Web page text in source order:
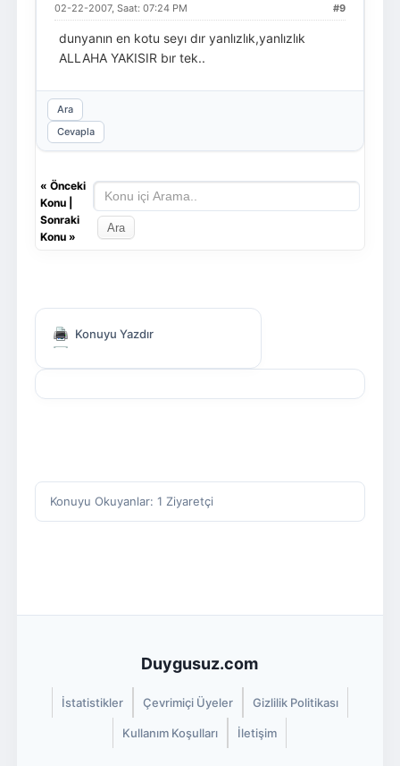
#9
02-22-2007, Saat: 07:24 PM
dunyanın en kotu seyı dır yanlızlık,yanlızlık
ALLAHA YAKISIR bır tek..
Ara
Cevapla
« Önceki
Konu|
Sonraki
Konu»
Konuyu Yazdır
Konuyu Okuyanlar: 1 Ziyaretçi
Duygusuz.com
İstatistikler Çevrimiçi Üyeler Gizlilik Politikası
Kullanım Koşulları İletişim